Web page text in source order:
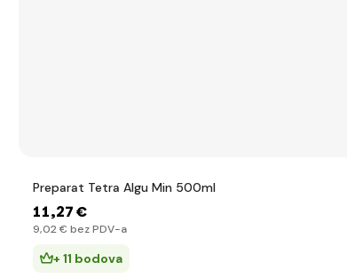
Preparat Tetra Algu Min 500ml
11,27 €
9,02 € bez PDV-a
+ 11 bodova